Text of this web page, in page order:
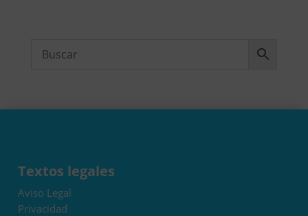
Textos legales
Aviso Legal
Privacidad